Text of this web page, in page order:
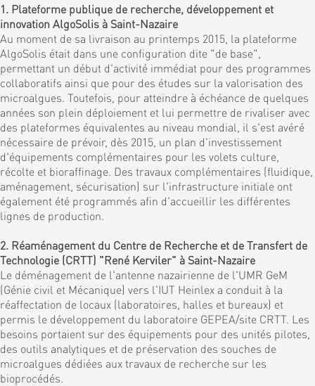
1. Plateforme publique de recherche, développement et
innovation AlgoSolis à Saint-Nazaire
Au moment de sa livraison au printemps 2015, la plateforme
AlgoSolis était dans une configuration dite "de base",
permettant un début d'activité immédiat pour des programmes
collaboratifs ainsi que pour des études sur la valorisation des
microalgues. Toutefois, pour atteindre à échéance de quelques
années son plein déploiement et lui permettre de rivaliser avec
des plateformes équivalentes au niveau mondial, il s'est avéré
nécessaire de prévoir, dès 2015, un plan d'investissement
d'équipements complémentaires pour les volets culture,
récolte et bioraffinage. Des travaux complémentaires (fluidique,
aménagement, sécurisation) sur l'infrastructure initiale ont
également été programmés afin d'accueillir les différentes
lignes de production.
2. Réaménagement du Centre de Recherche et de Transfert de
Technologie (CRTT) "René Kerviler" à Saint-Nazaire
Le déménagement de l'antenne nazairienne de l'UMR GeM
(Génie civil et Mécanique) vers l'IUT Heinlex a conduit à la
réaffectation de locaux (laboratoires, halles et bureaux) et
permis le développement du laboratoire GEPEA/site CRTT. Les
besoins portaient sur des équipements pour des unités pilotes,
des outils analytiques et de préservation des souches de
microalgues dédiées aux travaux de recherche sur les
bioprocédés.